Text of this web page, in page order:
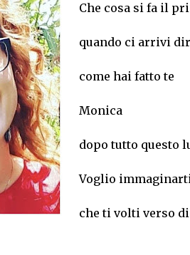
Che cosa si fa il
quando ci arrivi
come hai fatto te
Monica
dopo tutto questo
Voglio
che ti volti verso